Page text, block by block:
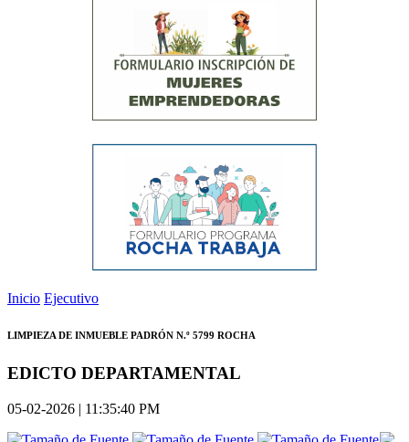
Inicio Ejecutivo
LIMPIEZA DE INMUEBLE PADRÓN N.º 5799 ROCHA
EDICTO DEPARTAMENTAL
05-02-2026 | 11:35:40 PM